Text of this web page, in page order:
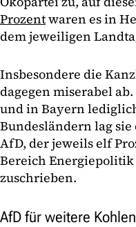
Prozentwaren es in
dem jeweiligen
Insbesondere die
dagegen miserabel
und in Bayern
Bundesländern lag
AfD, der jeweils elf
Bereich
zuschrieben.
AfD für weitere